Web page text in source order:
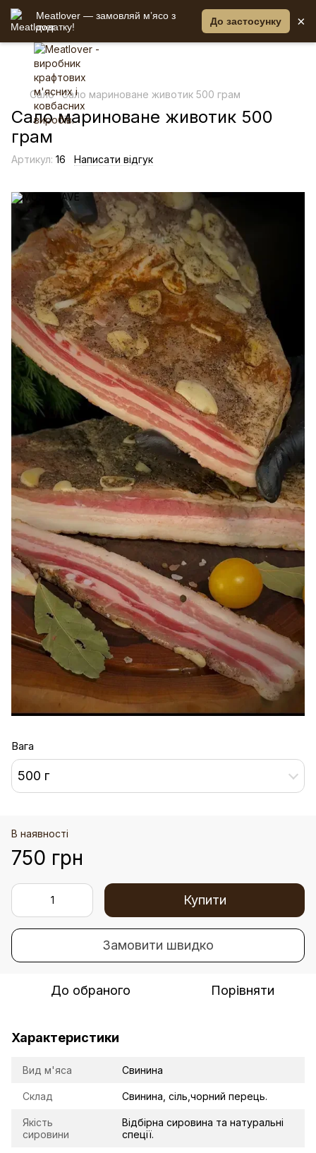
Meatlover — замовляй мʼясо з
додатку!
До застосунку ×
Сало Сало мариноване животик 500 грам
Сало мариноване животик 500
грам
Артикул: 16 Написати відгук
Вага
500 г
В наявності
750 грн
Купити
Замовити швидко
До обраного Порівняти
Характеристики
Вид м'яса Свинина
Склад Свинина, сіль,чорний перець.
Якість
сировини
Відбірна сировина та натуральні
спеції.